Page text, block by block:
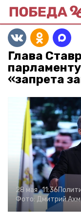
Глава
«запрета
28 мая , 11:36
Фото: Дмитрий